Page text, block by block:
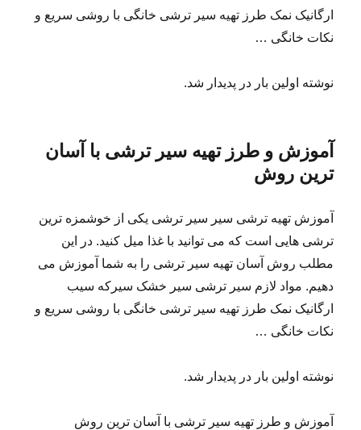
ارگانیک نمک طرز تهیه سیر ترشی خانگی با روشی سریع و
نکات خانگی …
نوشته اولین بار در پدیدار شد.
آموزش و طرز تهیه سیر ترشی با آسان
ترین روش
آموزش تهیه ترشی سیر سیر ترشی یکی از خوشمزه ترین
ترشی هایی است که می توانید با غذا میل کنید. در این
مطلب روش آسان تهیه سیر ترشی را به شما آموزش می
دهیم. مواد لازم سیر ترشی سیر خشک سیرکه سیب
ارگانیک نمک طرز تهیه سیر ترشی خانگی با روشی سریع و
نکات خانگی …
نوشته اولین بار در پدیدار شد.
آموزش و طرز تهیه سیر ترشی با آسان ترین روش